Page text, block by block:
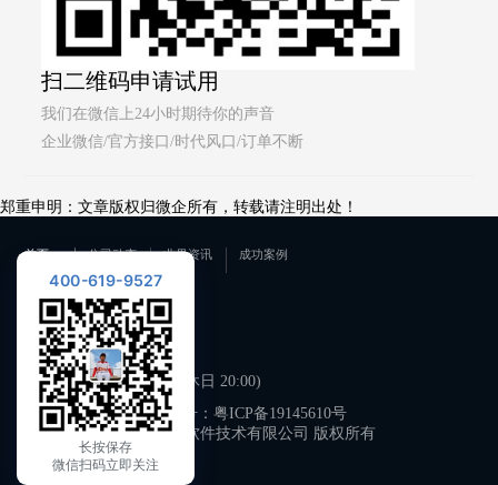
扫二维码申请试用
我们在微信上24小时期待你的声音
企业微信/官方接口/时代风口/订单不断
郑重申明：文章版权归微企所有，转载请注明出处！
首页 公司动态 业界资讯 成功案例
联系我们
400-619-9527
工作日 09:00-21:00 (双休日 20:00)
备案号： 粤ICP备19145610号
广州微企软件技术有限公司 版权所有
400-619-9527
长按保存
微信扫码立即关注